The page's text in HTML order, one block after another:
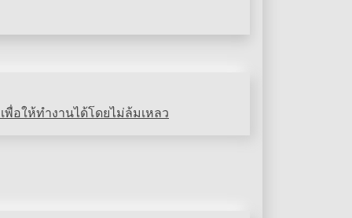
อให้ทำงานได้โดยไม่ล้มเหลว